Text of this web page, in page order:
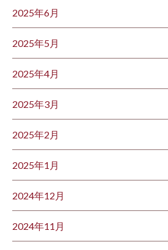
2025年6月
2025年5月
2025年4月
2025年3月
2025年2月
2025年1月
2024年12月
2024年11月